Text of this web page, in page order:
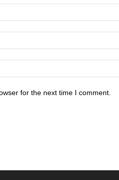
for the next time I comment.